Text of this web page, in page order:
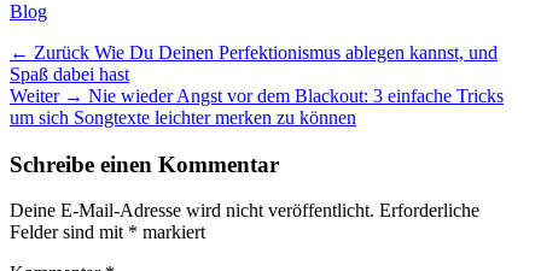
Kategorien
Blog
Beitragsnavigation
← Zurück Vorheriger
Beitrag:
Wie Du Deinen Perfektionismus ablegen kannst, und
Spaß dabei hast
Weiter → Nächster
Beitrag:
Nie wieder Angst vor dem Blackout: 3 einfache Tricks
um sich Songtexte leichter merken zu können
Schreibe einen Kommentar
Deine E-Mail-Adresse wird nicht veröffentlicht. Erforderliche
Felder sind mit * markiert